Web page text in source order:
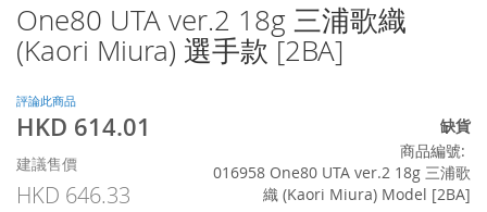
One80 UTA ver.2 18g 三浦歌織
(Kaori Miura) 選手款 [2BA]
評論此商品
特
價
格
HKD 614.01
建議售價
HKD 646.33
缺貨
商品編號
016958 One80 UTA ver.2 18g 三浦歌
織 (Kaori Miura) Model [2BA]
Skip
to
the
of
the
gallery